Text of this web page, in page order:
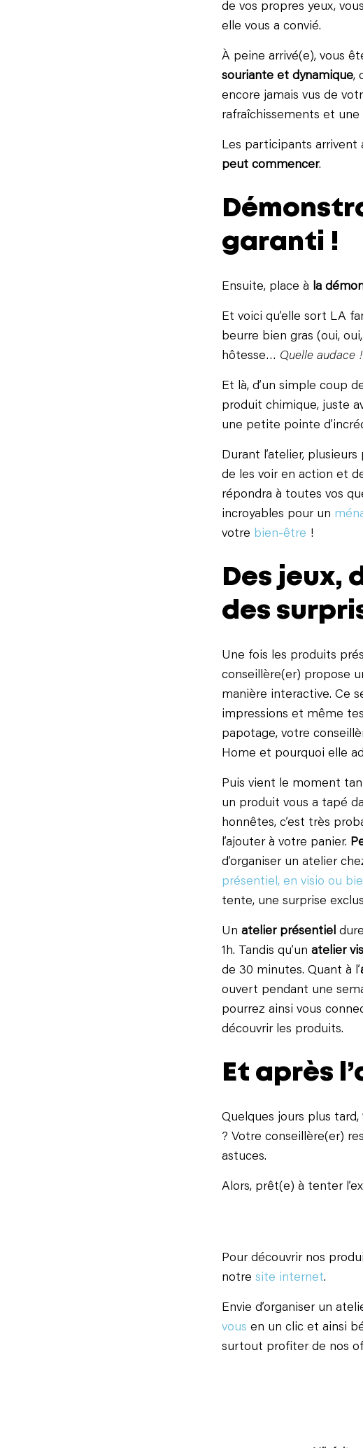
de vos propres yeux,
elle vous a convié.
À peine arrivé(e), vous
souriante et dynamique,
encore jamais vus de
rafraîchissements et une
Les participants arrivent
peut commencer.
garanti !
Ensuite, place à la
Et voici qu’elle sort LA
beurre bien gras (oui,
hôtesse… Quelle audace !
Et là, d’un simple coup
produit chimique, juste
une petite pointe
Durant l’atelier,
de les voir en action et
répondra à toutes vos
incroyables pour un
votre bien-être !
Des jeux,
des
Une fois les produits
conseillère(er) propose
manière interactive. Ce
impressions et même
papotage, votre
Home et pourquoi elle
Puis vient le moment
un produit vous a tapé
honnêtes, c’est très
l’ajouter à votre panier.
d’organiser un atelier
présentiel, en visio ou
tente, une surprise
Un atelier présentiel
1h. Tandis qu’un atelier
de 30 minutes. Quant à l’
ouvert pendant une
pourrez ainsi vous
découvrir les produits.
Et après
Quelques jours plus tard,
? Votre conseillère(er)
astuces.
Alors, prêt(e) à tenter
Pour découvrir nos
notre site internet.
Envie d’organiser un
vous en un clic et ainsi
surtout profiter de nos